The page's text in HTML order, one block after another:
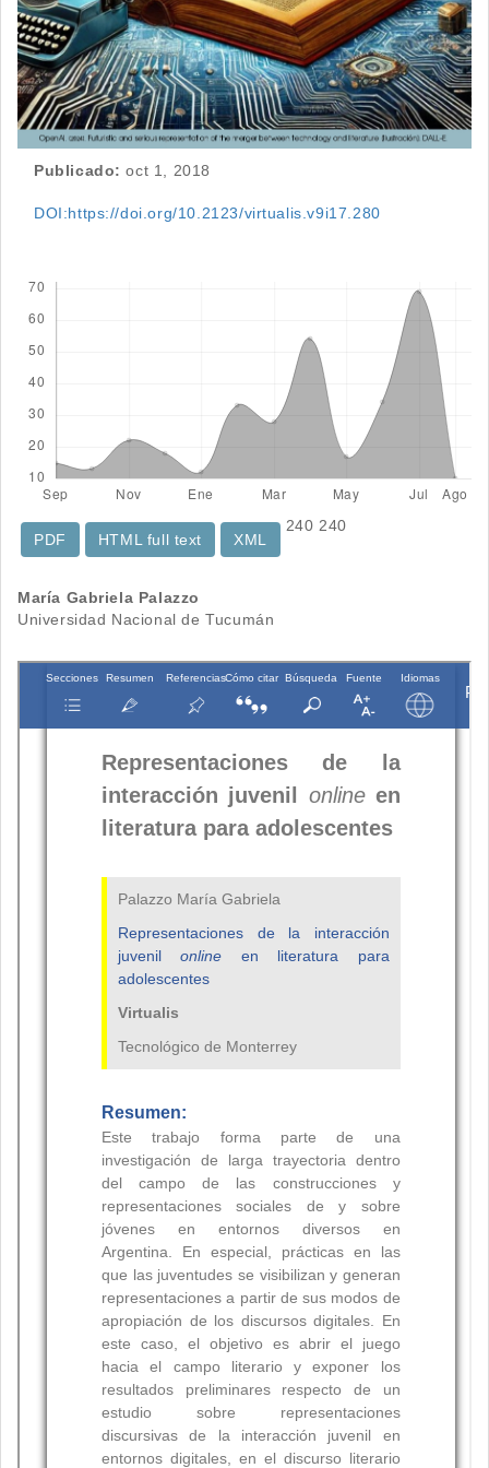
Publicado: oct 1, 2018
DOI:https://doi.org/10.2123/virtualis.v9i17.280
240
PDF
240
HTML full text
XML
Contenido
del
artículo
María Gabriela Palazzo
Universidad Nacional de Tucumán